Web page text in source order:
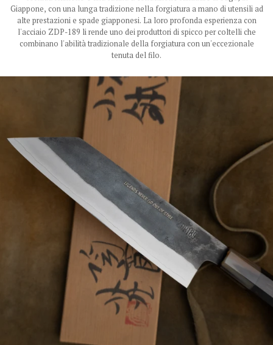
Giappone, con una lunga tradizione nella forgiatura a mano di utensili ad
alte prestazioni e spade giapponesi. La loro profonda esperienza con
l'acciaio ZDP-189 li rende uno dei produttori di spicco per coltelli che
combinano l'abilità tradizionale della forgiatura con un'eccezionale
tenuta del filo.